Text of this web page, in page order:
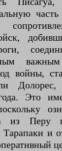
важным
войны,
Это
из Перу
и